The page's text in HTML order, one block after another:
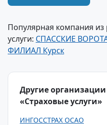
Популярная компания
услуги: СПАССКИЕ
ФИЛИАЛ Курск
Другие
«Страховые услуги»
ИНГОССТРАХ ОСАО